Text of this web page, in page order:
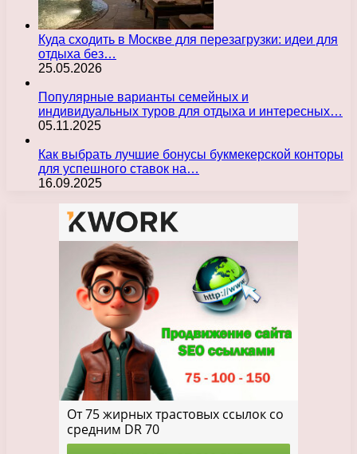
Куда сходить в Москве для перезагрузки: идеи для
отдыха без…
25.05.2026
Популярные варианты семейных и
индивидуальных туров для отдыха и интересных…
05.11.2025
Как выбрать лучшие бонусы букмекерской конторы
для успешного ставок на…
16.09.2025